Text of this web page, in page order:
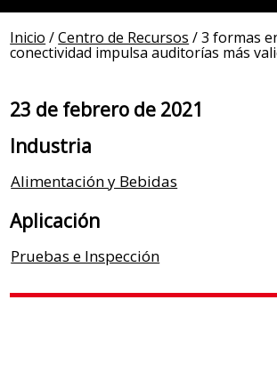
Inicio /Centro de Recursos /3 formas
conectividad impulsa auditorías más
23 de febrero de 2021
Industria
Alimentación y Bebidas
Aplicación
Pruebas e Inspección